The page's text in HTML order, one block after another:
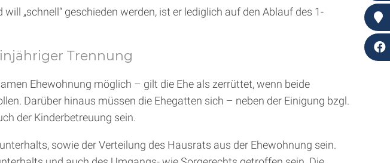
„schnell“ geschieden werden, ist er lediglich auf den Ablauf des 1-
Trennung
Ehewohnung möglich – gilt die Ehe als zerrüttet, wenn beide
Darüber hinaus müssen die Ehegatten sich – neben der Einigung bzgl.
der Kinderbetreuung sein.
sowie der Verteilung des Hausrats aus der Ehewohnung sein.